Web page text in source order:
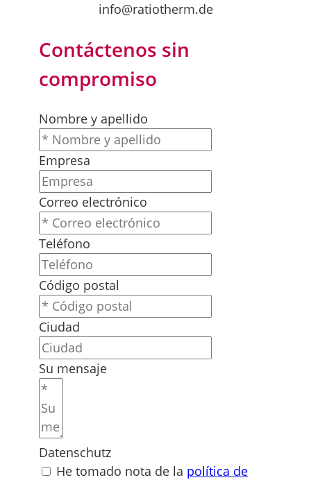
info@ratiotherm.de
Contáctenos sin
compromiso
Nombre y apellido
Empresa
Correo electrónico
Teléfono
Código postal
Ciudad
Su mensaje
Datenschutz
He tomado nota de la política de